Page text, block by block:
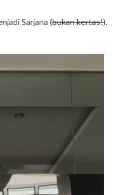
Sarjana (bukan kertas!).